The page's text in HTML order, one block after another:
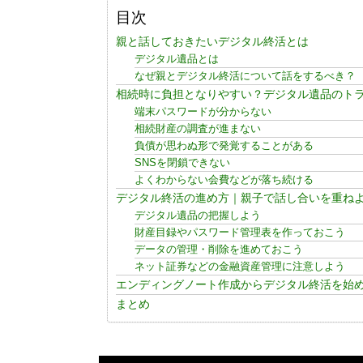
目次
親と話しておきたいデジタル終活とは
デジタル遺品とは
なぜ親とデジタル終活について話をするべき？
相続時に負担となりやすい？デジタル遺品のト
端末パスワードが分からない
相続財産の調査が進まない
負債が思わぬ形で発覚することがある
SNSを閉鎖できない
よくわからない会費などが落ち続ける
デジタル終活の進め方｜親子で話し合いを重ね
デジタル遺品の把握しよう
財産目録やパスワード管理表を作っておこう
データの管理・削除を進めておこう
ネット証券などの金融資産管理に注意しよう
エンディングノート作成からデジタル終活を始
まとめ